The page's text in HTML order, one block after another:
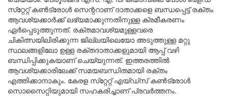
സ്‌റ്റേറ്റ് കൺട്രോൾ സെന്ററാണ് ദാതാക്കളെ ബന്ധപ്പെട്ട് രക്തം
ആവശ്യക്കാർക്ക് ലഭ്യമാക്കുന്നതിനുള്ള ക്രമീകരണം
ഏർപ്പെടുത്തുന്നത്. രക്തമാവശ്യമുള്ളവരെ
ചികിത്സയിലിരിക്കുന്ന ജില്ലയിലെയോ അടുത്തുള്ള മറ്റു
സ്ഥലങ്ങളിലോ ഉള്ള രക്തദാതാക്കളുമായി ആപ്പ് വഴി
ബന്ധിപ്പിക്കുകയാണ് ചെയ്യുന്നത്. ഇത്തരത്തിൽ
ആവശ്യക്കാരിലേക്ക് സമയബന്ധിതമായി രക്തം
എത്തിക്കാനാകും. കേരള സ്‌റ്റേറ്റ് എയ്ഡ്‌സ് കൺട്രോൾ
സൊസൈറ്റിയുമായി സഹകരിച്ചാണ് പ്രവർത്തനം.